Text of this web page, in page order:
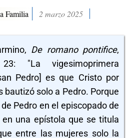
Familia 2 marzo 2025
De romano pontifice,
"La vigesimoprimera
Pedro] es que Cristo por
bautizó solo a Pedro. Porque
Pedro en el episcopado de
una epístola que se titula
entre las mujeres solo la